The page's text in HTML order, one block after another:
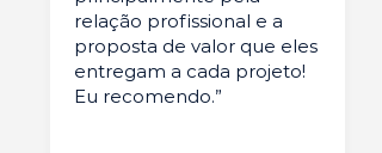
relação profissional e a
proposta de valor que eles
entregam a cada projeto!
Eu recomendo.”